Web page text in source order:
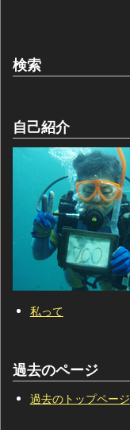
検索
自己紹介
私って
過去のページ
過去のトップページ